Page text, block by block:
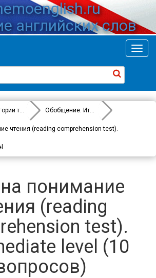
английских слов
Все категории тестов Обобщение. Итоговые тесты
чтения (reading comprehension test).
на понимание
(reading
test).
level (10